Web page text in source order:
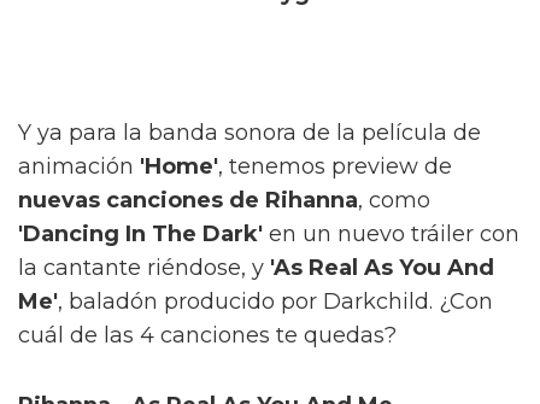
Y ya para la banda sonora de la película de
animación 'Home', tenemos preview de
nuevas canciones de Rihanna, como
'Dancing In The Dark' en un nuevo tráiler con
la cantante riéndose, y 'As Real As You And
Me', baladón producido por Darkchild. ¿Con
cuál de las 4 canciones te quedas?